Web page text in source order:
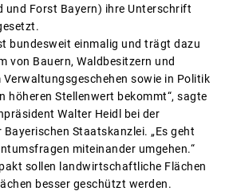
und Forst Bayern) ihre Unterschrift
bundesweit einmalig und trägt dazu
von Bauern, Waldbesitzern und
sowie in Politik
höheren Stellenwert bekommt“, sagte
Walter Heidl bei der
Staatskanzlei. „Es geht
miteinander umgehen.“
sollen landwirtschaftliche Flächen
besser geschützt werden.